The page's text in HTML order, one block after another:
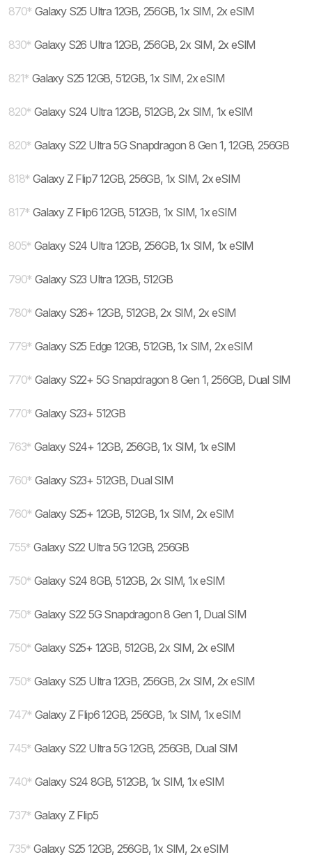
870* Galaxy S25 Ultra 12GB, 256GB, 1x SIM, 2x eSIM
830* Galaxy S26 Ultra 12GB, 256GB, 2x SIM, 2x eSIM
821* Galaxy S25 12GB, 512GB, 1x SIM, 2x eSIM
820* Galaxy S24 Ultra 12GB, 512GB, 2x SIM, 1x eSIM
820* Galaxy S22 Ultra 5G Snapdragon 8 Gen 1, 12GB, 256GB
818* Galaxy Z Flip7 12GB, 256GB, 1x SIM, 2x eSIM
817* Galaxy Z Flip6 12GB, 512GB, 1x SIM, 1x eSIM
805* Galaxy S24 Ultra 12GB, 256GB, 1x SIM, 1x eSIM
790* Galaxy S23 Ultra 12GB, 512GB
780* Galaxy S26+ 12GB, 512GB, 2x SIM, 2x eSIM
779* Galaxy S25 Edge 12GB, 512GB, 1x SIM, 2x eSIM
770* Galaxy S22+ 5G Snapdragon 8 Gen 1, 256GB, Dual SIM
770* Galaxy S23+ 512GB
763* Galaxy S24+ 12GB, 256GB, 1x SIM, 1x eSIM
760* Galaxy S23+ 512GB, Dual SIM
760* Galaxy S25+ 12GB, 512GB, 1x SIM, 2x eSIM
755* Galaxy S22 Ultra 5G 12GB, 256GB
750* Galaxy S24 8GB, 512GB, 2x SIM, 1x eSIM
750* Galaxy S22 5G Snapdragon 8 Gen 1, Dual SIM
750* Galaxy S25+ 12GB, 512GB, 2x SIM, 2x eSIM
750* Galaxy S25 Ultra 12GB, 256GB, 2x SIM, 2x eSIM
747* Galaxy Z Flip6 12GB, 256GB, 1x SIM, 1x eSIM
745* Galaxy S22 Ultra 5G 12GB, 256GB, Dual SIM
740* Galaxy S24 8GB, 512GB, 1x SIM, 1x eSIM
737* Galaxy Z Flip5
735* Galaxy S25 12GB, 256GB, 1x SIM, 2x eSIM